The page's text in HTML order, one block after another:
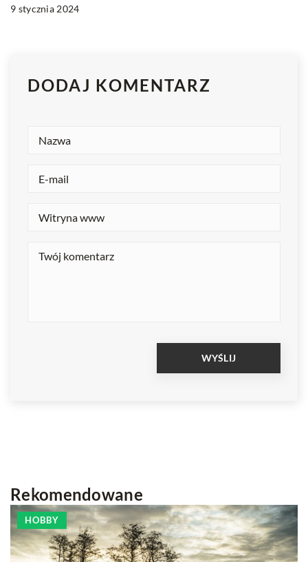
9 stycznia 2024
DODAJ KOMENTARZ
Rekomendowane
HOBBY